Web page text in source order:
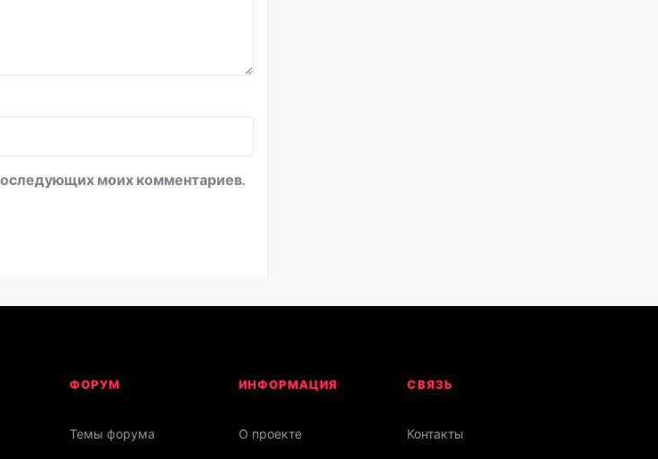
моих комментариев.
ФОРУМ
Темы форума
ИНФОРМАЦИЯ
О проекте
СВЯЗЬ
Контакты